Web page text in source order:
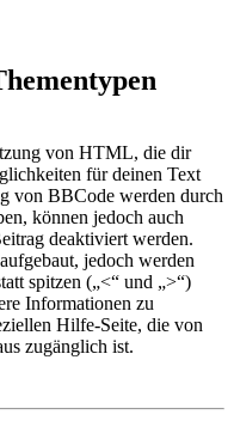
von HTML, die dir
für deinen Text
von BBCode werden durch
können jedoch auch
deaktiviert werden.
jedoch werden
spitzen („<“ und „>“)
Informationen zu
Hilfe-Seite, die von
zugänglich ist.